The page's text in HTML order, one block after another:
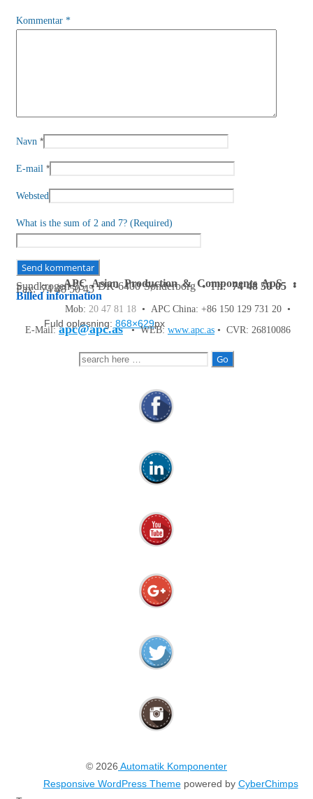
Kommentar *
Navn *
E-mail *
Websted
What is the sum of 2 and 7? (Required)
Billed information
Fuld opløsning: 868×629px
APC Asian Production & Components ApS•
Sundkrogen 35 • DK-6400 Sønderborg • Tlf:74 48 50 05•
Fax: 74 48 50 45
Mob: 20 47 81 18• APC China: +86 150 129 731 20 •
E-Mail:apc@apc.as• WEB: www.apc.as • CVR: 26810086
Søg
© 2026 Automatik Komponenter
Responsive WordPress Themepowered by CyberChimps